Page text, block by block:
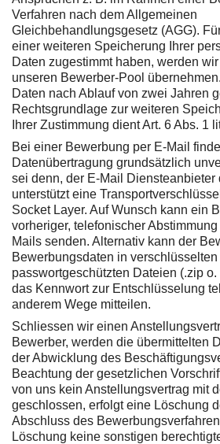
Verfahren nach dem Allgemeinen
Gleichbehandlungsgesetz (AGG).
einer weiteren Speicherung Ihrer
Daten zugestimmt haben, werden
unseren Bewerber-Pool
Daten nach Ablauf von zwei Jahren
Rechtsgrundlage zur weiteren
Ihrer Zustimmung dient Art. 6 Abs. 1
Bei einer Bewerbung per E-Mail
Datenübertragung grundsätzlich
sei denn, der E-Mail Diensteanbieter
unterstützt eine
Socket Layer. Auf Wunsch kann ein
vorheriger, telefonischer
Mails senden. Alternativ kann der
Bewerbungsdaten in verschlüsselten
passwortgeschützten Dateien (.zip
das Kennwort zur Entschlüsselung
anderem Wege mitteilen.
Schliessen wir einen
Bewerber, werden die übermittelten
der Abwicklung des
Beachtung der gesetzlichen
von uns kein Anstellungsvertrag mit
geschlossen, erfolgt eine Löschung
Abschluss des
Löschung keine sonstigen